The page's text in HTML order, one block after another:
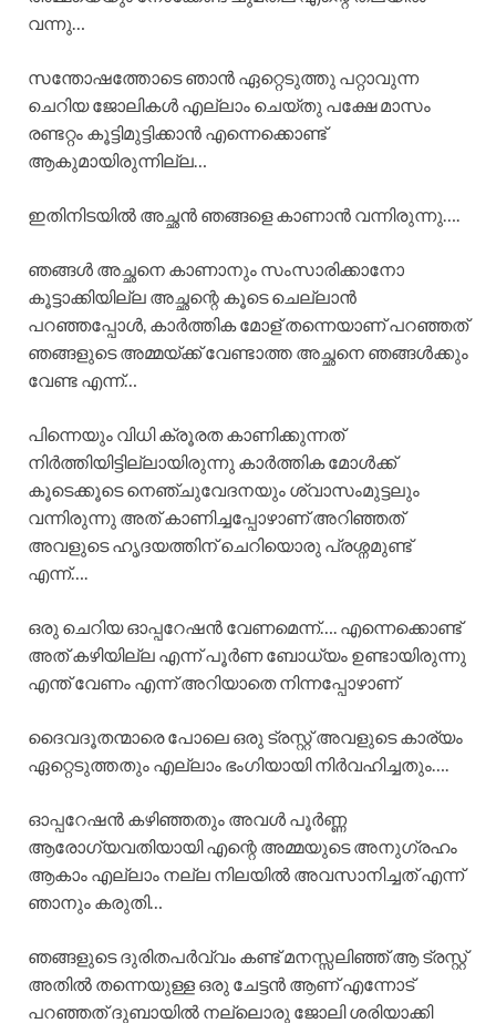
വന്നു…
സന്തോഷത്തോടെ ഞാൻ ഏറ്റെടുത്തു പറ്റാവുന്ന
ചെറിയ ജോലികൾ എല്ലാം ചെയ്തു പക്ഷേ മാസം
രണ്ടറ്റം കൂട്ടിമുട്ടിക്കാൻ എന്നെക്കൊണ്ട്
ആകുമായിരുന്നില്ല…
ഇതിനിടയിൽ അച്ഛൻ ഞങ്ങളെ കാണാൻ വന്നിരുന്നു….
ഞങ്ങൾ അച്ഛനെ കാണാനും സംസാരിക്കാനോ
കൂട്ടാക്കിയില്ല അച്ഛന്റെ കൂടെ ചെല്ലാൻ
പറഞ്ഞപ്പോൾ, കാർത്തിക മോള് തന്നെയാണ് പറഞ്ഞത്
ഞങ്ങളുടെ അമ്മയ്ക്ക് വേണ്ടാത്ത അച്ഛനെ ഞങ്ങൾക്കും
വേണ്ട എന്ന്…
പിന്നെയും വിധി ക്രൂരത കാണിക്കുന്നത്
നിർത്തിയിട്ടില്ലായിരുന്നു കാർത്തിക മോൾക്ക്
കൂടെക്കൂടെ നെഞ്ചുവേദനയും ശ്വാസംമുട്ടലും
വന്നിരുന്നു അത് കാണിച്ചപ്പോഴാണ് അറിഞ്ഞത്
അവളുടെ ഹൃദയത്തിന് ചെറിയൊരു പ്രശ്നമുണ്ട്
എന്ന്….
ഒരു ചെറിയ ഓപ്പറേഷൻ വേണമെന്ന്…. എന്നെക്കൊണ്ട്
അത് കഴിയില്ല എന്ന് പൂർണ ബോധ്യം ഉണ്ടായിരുന്നു
എന്ത് വേണം എന്ന് അറിയാതെ നിന്നപ്പോഴാണ്
ദൈവദൂതന്മാരെ പോലെ ഒരു ട്രസ്റ്റ് അവളുടെ കാര്യം
ഏറ്റെടുത്തതും എല്ലാം ഭംഗിയായി നിർവഹിച്ചതും….
ഓപ്പറേഷൻ കഴിഞ്ഞതും അവൾ പൂർണ്ണ
ആരോഗ്യവതിയായി എന്റെ അമ്മയുടെ അനുഗ്രഹം
ആകാം എല്ലാം നല്ല നിലയിൽ അവസാനിച്ചത് എന്ന്
ഞാനും കരുതി…
ഞങ്ങളുടെ ദുരിതപർവ്വം കണ്ട് മനസ്സലിഞ്ഞ് ആ ട്രസ്റ്റ്‌
അതിൽ തന്നെയുള്ള ഒരു ചേട്ടൻ ആണ് എന്നോട്
പറഞ്ഞത് ദുബായിൽ നല്ലൊരു ജോലി ശരിയാക്കി